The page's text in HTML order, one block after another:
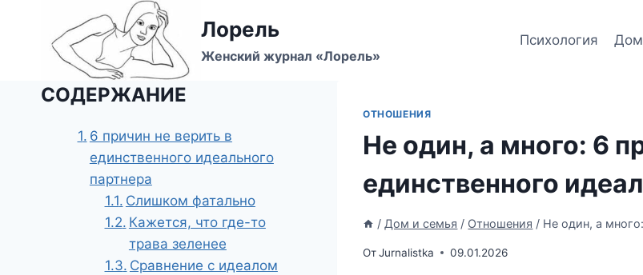
содержимому
Лорель
Женский журнал «Лорель»
Психология Дом
ОТНОШЕНИЯ
Не один, а много: 6
единственного
/ Дом и семья / Отношения / Не один, а
ОтJurnalistka 09.01.2026
СОДЕРЖАНИЕ
6 причин не верить в
единственного идеального
партнера
Слишком фатально
Кажется, что где-то
трава зеленее
Сравнение с идеалом